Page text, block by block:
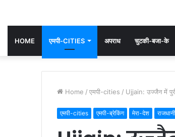
HOME एमपी-CITIES अपराध चुटकी-बजा-के
Home / एमपी-cities / Ujjain: उज्जैन में
एमपी-cities एमपी-ब्रेकिंग मेरा-देश